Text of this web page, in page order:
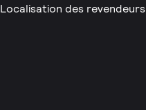
Localisation des revendeurs